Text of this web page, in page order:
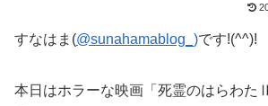
すなはま(@sunahamablog_)です!(^^)!
本日はホラーな映画「死霊のはらわた